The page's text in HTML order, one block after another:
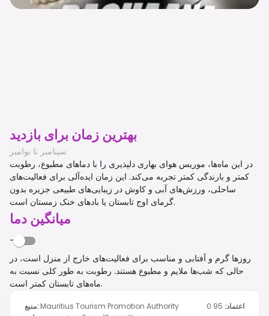
بهترین زمان برای بازدید
سپتامبر تا نوامبر
در این ماه‌ها، موریس هوای بهاری دلپذیری را با دماهای مطبوع، رطوبت
کمتر و بارندگی کمتر تجربه می‌کند. این زمان ایده‌آلی برای فعالیت‌های
ساحلی، ورزش‌های آبی و کاوش در زیبایی‌های طبیعی جزیره بدون
گرمای اوج تابستان یا بادهای خنک زمستان است.
میانگین دما
-
روزها گرم و آفتابی و مناسب برای فعالیت‌های خارج از منزل است، در
حالی که شب‌ها ملایم و مطبوع هستند. رطوبت به طور کلی نسبت به
ماه‌های تابستان کمتر است.
منبع: Mauritius Tourism Promotion Authority اعتماد:
0.95